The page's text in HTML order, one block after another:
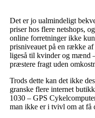
Det er jo ualmindeligt
priser hos flere netshops,
online forretninger ikke
prisniveauet på en række
ligeså til kvinder og mænd
præstere fragt uden
Trods dette kan det ikke
granske flere internet
1030 – GPS
man ikke er i tvivl om at få